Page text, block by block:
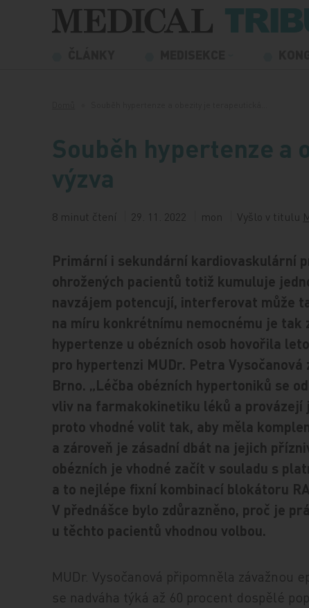
Přeskočit na obsah
Souběh hypertenze a
výzva
8 minut čtení 29. 11. 2022 mon Vyšlo v titulu
Primární i sekundární kardiovaskulární
ohrožených pacientů totiž kumuluje
navzájem potencují, interferovat může
na míru konkrétnímu nemocnému je
hypertenze u obézních osob hovořila
pro hypertenzi MUDr. Petra
Brno. „Léčba obézních hypertoniků se
vliv na farmakokinetiku léků a
proto vhodné volit tak, aby měla
a zároveň je zásadní dbát na jejich
obézních je vhodné začít v souladu s
a to nejlépe fixní kombinací blokátoru
V přednášce bylo zdůrazněno, proč je
u těchto pacientů vhodnou volbou.
MUDr. Vysočanová připomněla závažnou
se nadváha týká až 60 procent dospělé